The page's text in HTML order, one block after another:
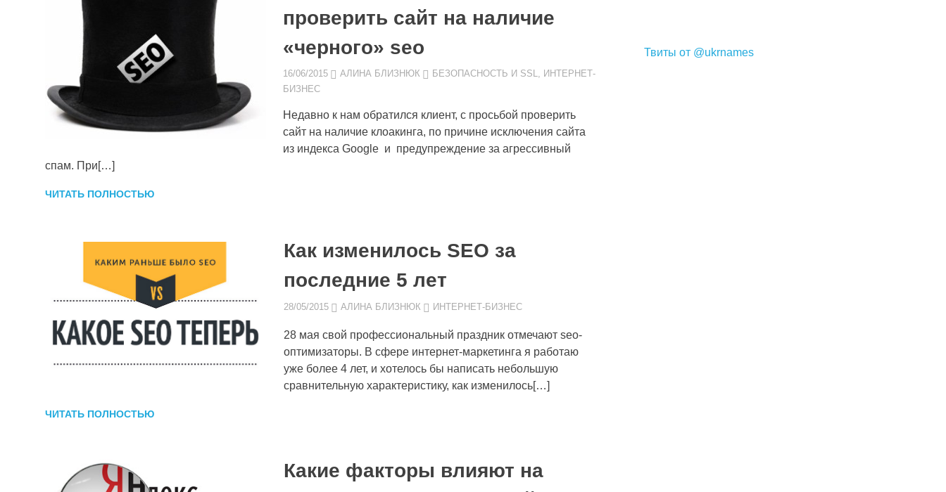
проверить сайт на наличие
«черного» seo
16/06/2015 АЛИНА БЛИЗНЮК БЕЗОПАСНОСТЬ И SSL, ИНТЕРНЕТ-
БИЗНЕС
Недавно к нам обратился клиент, с просьбой проверить
сайт на наличие клоакинга, по причине исключения сайта
из индекса Google и предупреждение за агрессивный
спам. При[…]
ЧИТАТЬ ПОЛНОСТЬЮ
Как изменилось SEO за
последние 5 лет
28/05/2015 АЛИНА БЛИЗНЮК ИНТЕРНЕТ-БИЗНЕС
28 мая свой профессиональный праздник отмечают seo-
оптимизаторы. В сфере интернет-маркетинга я работаю
уже более 4 лет, и хотелось бы написать небольшую
сравнительную характеристику, как изменилось[…]
ЧИТАТЬ ПОЛНОСТЬЮ
Какие факторы влияют на
Твиты от @ukrnames